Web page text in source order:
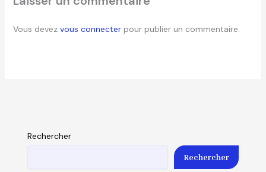
Vous devez vous connecterpour publier un commentaire.
Rechercher
Rechercher